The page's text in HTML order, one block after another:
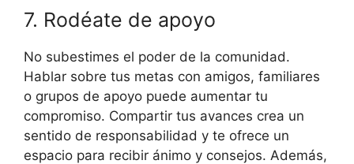
7. Rodéate de apoyo
No subestimes el poder de la comunidad.
Hablar sobre tus metas con amigos, familiares
o grupos de apoyo puede aumentar tu
compromiso. Compartir tus avances crea un
sentido de responsabilidad y te ofrece un
espacio para recibir ánimo y consejos. Además,